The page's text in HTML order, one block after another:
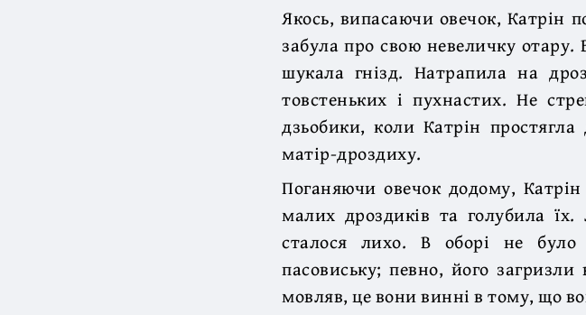
Якось, випасаючи овечок, Катрін
забула про свою невеличку отару.
шукала гнізд. Натрапила на
товстеньких і пухнастих. Не
дзьобики, коли Катрін
матір-дроздиху.
Поганяючи овечок додому,
малих дроздиків та голубила
сталося лихо. В оборі не
пасовиську; певно, його
мовляв, це вони винні в тому, що